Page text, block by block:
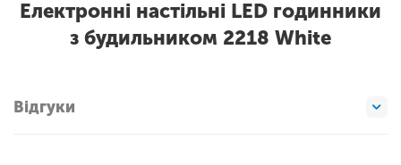
Електронні настільні LED годинники
з будильником 2218 White
Відгуки